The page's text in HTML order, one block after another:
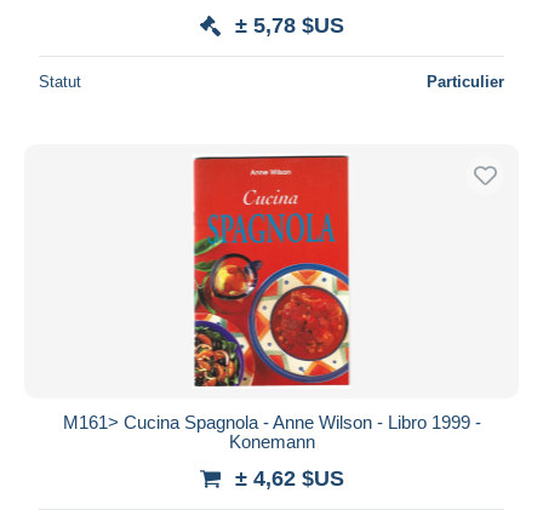
± 5,78 $US
Statut Particulier
M161> Cucina Spagnola - Anne Wilson - Libro 1999 -
Konemann
± 4,62 $US